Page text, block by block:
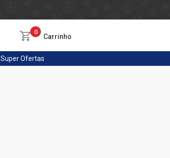
0
Carrinho
SuperOfertas